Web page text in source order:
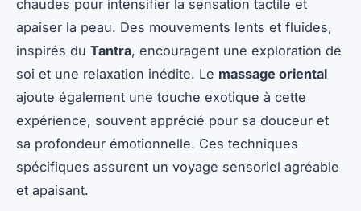
chaudes pour intensifier la sensation tactile et
apaiser la peau. Des mouvements lents et fluides,
inspirés du Tantra, encouragent une exploration de
soi et une relaxation inédite. Le massage oriental
ajoute également une touche exotique à cette
expérience, souvent apprécié pour sa douceur et
sa profondeur émotionnelle. Ces techniques
spécifiques assurent un voyage sensoriel agréable
et apaisant.